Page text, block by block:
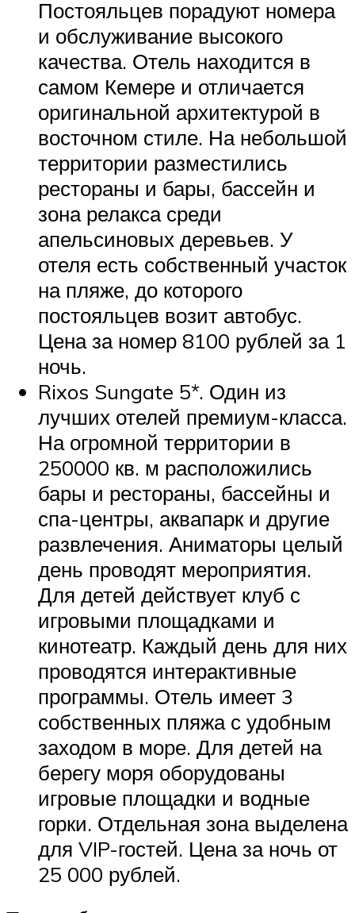
Постояльцев порадуют номера
и обслуживание высокого
качества. Отель находится в
самом Кемере и отличается
оригинальной архитектурой в
восточном стиле. На небольшой
территории разместились
рестораны и бары, бассейн и
зона релакса среди
апельсиновых деревьев. У
отеля есть собственный участок
на пляже, до которого
постояльцев возит автобус.
Цена за номер 8100 рублей за 1
ночь.
Rixos Sungate 5*. Один из
лучших отелей премиум-класса.
На огромной территории в
250000 кв. м расположились
бары и рестораны, бассейны и
спа-центры, аквапарк и другие
развлечения. Аниматоры целый
день проводят мероприятия.
Для детей действует клуб с
игровыми площадками и
кинотеатр. Каждый день для них
проводятся интерактивные
программы. Отель имеет 3
собственных пляжа с удобным
заходом в море. Для детей на
берегу моря оборудованы
игровые площадки и водные
горки. Отдельная зона выделена
для VIP-гостей. Цена за ночь от
25 000 рублей.